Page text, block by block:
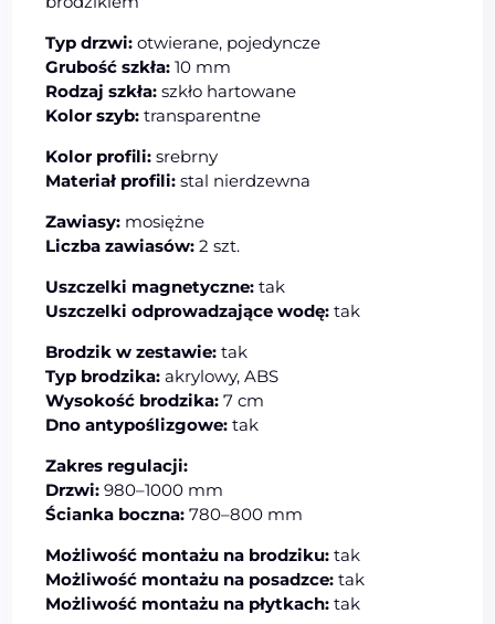
Typ drzwi: otwierane, pojedyncze
Grubość szkła: 10 mm
Rodzaj szkła: szkło hartowane
Kolor szyb: transparentne
Kolor profili: srebrny
Materiał profili: stal nierdzewna
Zawiasy: mosiężne
Liczba zawiasów: 2 szt.
Uszczelki magnetyczne: tak
Uszczelki odprowadzające wodę: tak
Brodzik w zestawie: tak
Typ brodzika: akrylowy, ABS
Wysokość brodzika: 7 cm
Dno antypoślizgowe: tak
Zakres regulacji:
Drzwi: 980–1000 mm
Ścianka boczna: 780–800 mm
Możliwość montażu na brodziku:tak
Możliwość montażu na posadzce:tak
Możliwość montażu na płytkach: tak